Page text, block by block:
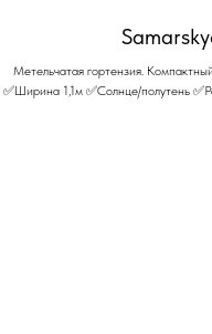
Метельчатая гортензия.
✅Ширина 1,1м ✅Солнце/полутень